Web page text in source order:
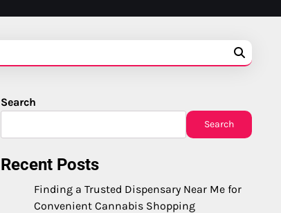
Search
Search
Recent Posts
Finding a Trusted Dispensary Near Me for
Convenient Cannabis Shopping